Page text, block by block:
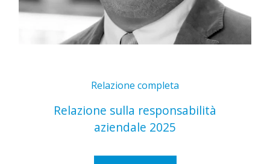
Relazione completa
Relazione sulla responsabilità
aziendale 2025